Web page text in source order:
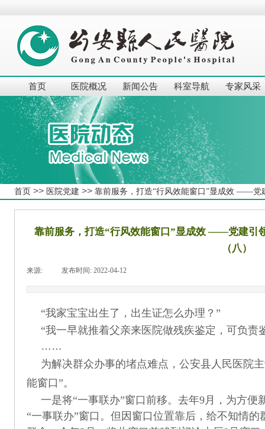
首页 医院概况 新闻公告 科室导航 专家风采
首页 >> 医院党建 >> 靠前服务，打造“行风效能窗口”显成效 ——党
靠前服务，打造“行风效能窗口”显成效 ——党建引
（八）
来源: 发布时间: 2022-04-12
“我家宝宝出生了，出生证怎么办理？”
“我一早就推着父亲来医院做残疾鉴定，可负
……
为解决群众办事的堵点难点，公安县人民医院
能窗口”。
一是将“一事联办”窗口前移。去年9月，为方
“一事联办”窗口。但因窗口位置靠后，给不知情